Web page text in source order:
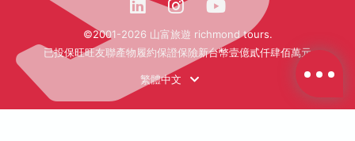
©2001-2026 山富旅遊 richmond tours.
已投保旺旺友聯產物履約保證保險新台幣壹億貳仟肆佰萬元
繁體中文